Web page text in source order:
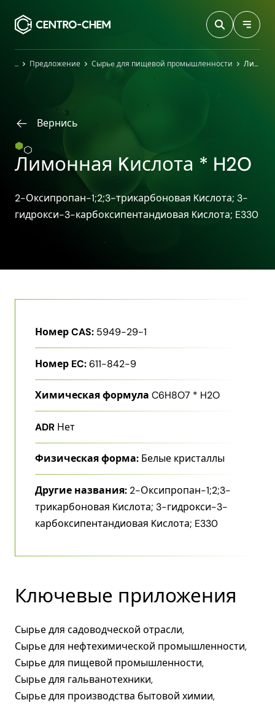
ГлавнаяПредложение Сырьe для пищевой промышленности Лимонная Kислота * H2O
Вернись
Лимонная Kислота * H2O
2-Оксипропан-1;2;3-трикарбоновая Kислота; 3-​
гидрокси-​3-​карбоксипентандиовая Kислота; E330
Номер CAS: 5949-29-1
Номер EC:611-842-9
Химическая формула C6H8O7 * H2O
ADR Нет
Физическая форма: Белые кристаллы
Другие названия: 2-Оксипропан-1;2;3-
трикарбоновая Kислота; 3-​гидрокси-​3-​
карбоксипентандиовая Kислота; E330
Ключевые приложения
Сырье для садоводческой отрасли,
Сырье для нефтехимической промышленности,
Сырье для пищевой промышленности,
Сырье для гальванотехники,
Сырье для производства бытовой химии,